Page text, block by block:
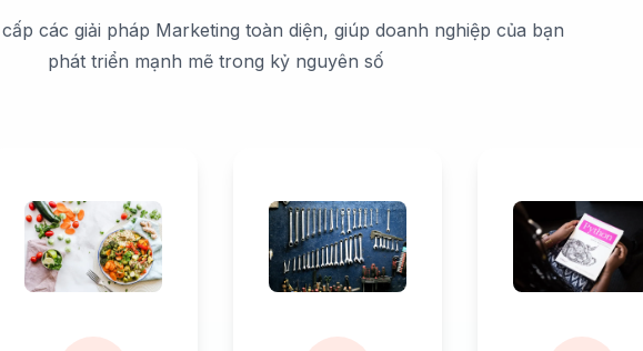
các giải pháp Marketing toàn diện, giúp doanh nghiệp của bạn
phát triển mạnh mẽ trong kỷ nguyên số